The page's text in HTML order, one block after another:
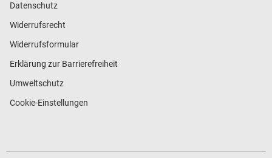
Datenschutz
Widerrufsrecht
Widerrufsformular
Erklärung zur Barrierefreiheit
Umweltschutz
Cookie-Einstellungen